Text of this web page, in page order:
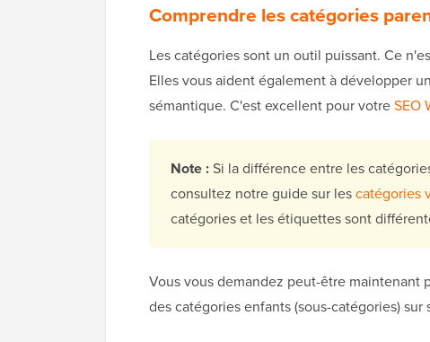
Comprendre les catégories
Les catégories sont un outil puissant. Ce
Elles vous aident également à développer
sémantique. C'est excellent pour votreSEO
Note :Si la différence entre les
consultez notre guide sur lescatégories
catégories et les étiquettes sont
Vous vous demandez peut-être
des catégories enfants (sous-catégories) sur